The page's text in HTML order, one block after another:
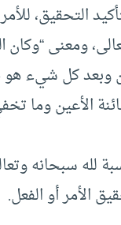
التحقيق،
ومعنى “وكان
كل شيء هو
الأعين وما
لله سبحانه
الأمر أو الفعل.